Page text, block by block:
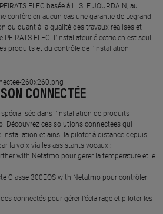
ELEC basée à L ISLE JOURDAIN, au
confère en aucun cas une garantie de Legrand
ou quant à la qualité des travaux réalisés et
ELEC. L’installateur électricien est seul
produits et du contrôle de l’installation
CONNECTÉE
spécialisée dans l’installation de produits
Découvrez ces solutions connectées qui
et ainsi la piloter à distance depuis
la voix via les assistants vocaux :
with Netatmo pour gérer la température et le
Classe 300EOS with Netatmo pour contrôler
connectés pour gérer l’éclairage et piloter les